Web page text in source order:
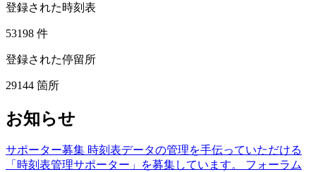
登録された時刻表
53198 件
登録された停留所
29144 箇所
お知らせ
サポーター募集 時刻表データの管理を手伝っていただける
「時刻表管理サポーター」を募集しています。
フォーラム